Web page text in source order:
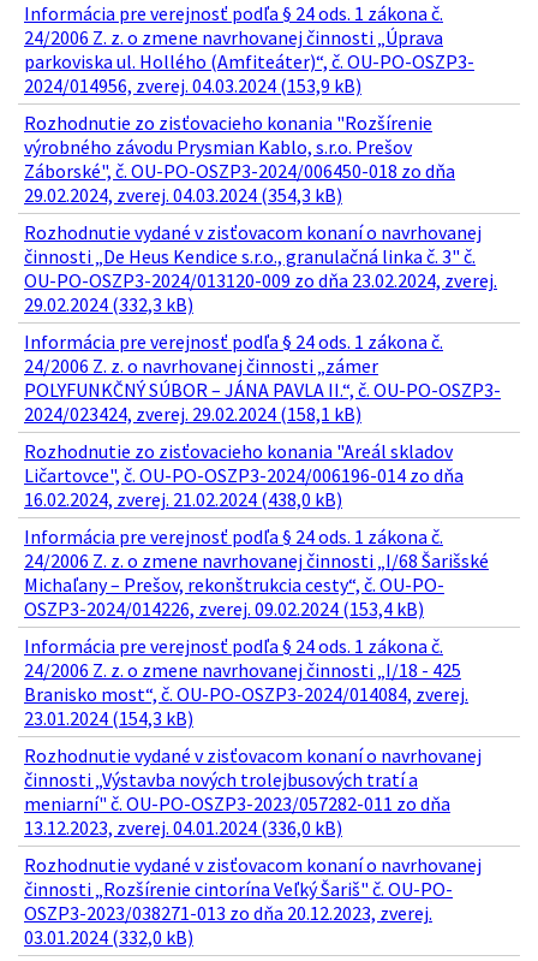
Informácia pre verejnosť podľa § 24 ods. 1 zákona č.
24/2006 Z. z. o zmene navrhovanej činnosti „Úprava
parkoviska ul. Hollého (Amfiteáter)“, č. OU-PO-OSZP3-
2024/014956, zverej. 04.03.2024 (153,9 kB)
Rozhodnutie zo zisťovacieho konania "Rozšírenie
výrobného závodu Prysmian Kablo, s.r.o. Prešov
Záborské", č. OU-PO-OSZP3-2024/006450-018 zo dňa
29.02.2024, zverej. 04.03.2024 (354,3 kB)
Rozhodnutie vydané v zisťovacom konaní o navrhovanej
činnosti „De Heus Kendice s.r.o., granulačná linka č. 3" č.
OU-PO-OSZP3-2024/013120-009 zo dňa 23.02.2024, zverej.
29.02.2024 (332,3 kB)
Informácia pre verejnosť podľa § 24 ods. 1 zákona č.
24/2006 Z. z. o navrhovanej činnosti „zámer
POLYFUNKČNÝ SÚBOR – JÁNA PAVLA II.“, č. OU-PO-OSZP3-
2024/023424, zverej. 29.02.2024 (158,1 kB)
Rozhodnutie zo zisťovacieho konania "Areál skladov
Ličartovce", č. OU-PO-OSZP3-2024/006196-014 zo dňa
16.02.2024, zverej. 21.02.2024 (438,0 kB)
Informácia pre verejnosť podľa § 24 ods. 1 zákona č.
24/2006 Z. z. o zmene navrhovanej činnosti „I/68 Šarišské
Michaľany – Prešov, rekonštrukcia cesty“, č. OU-PO-
OSZP3-2024/014226, zverej. 09.02.2024 (153,4 kB)
Informácia pre verejnosť podľa § 24 ods. 1 zákona č.
24/2006 Z. z. o zmene navrhovanej činnosti „I/18 - 425
Branisko most“, č. OU-PO-OSZP3-2024/014084, zverej.
23.01.2024 (154,3 kB)
Rozhodnutie vydané v zisťovacom konaní o navrhovanej
činnosti „Výstavba nových trolejbusových tratí a
meniarní" č. OU-PO-OSZP3-2023/057282-011 zo dňa
13.12.2023, zverej. 04.01.2024 (336,0 kB)
Rozhodnutie vydané v zisťovacom konaní o navrhovanej
činnosti „Rozšírenie cintorína Veľký Šariš" č. OU-PO-
OSZP3-2023/038271-013 zo dňa 20.12.2023, zverej.
03.01.2024 (332,0 kB)